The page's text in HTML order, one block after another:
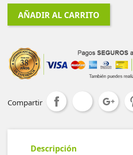
AÑADIR AL CARRITO
Compartir
Descripción